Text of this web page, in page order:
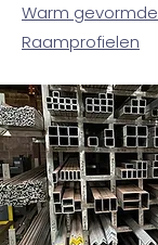
Warm
Raamprofielen